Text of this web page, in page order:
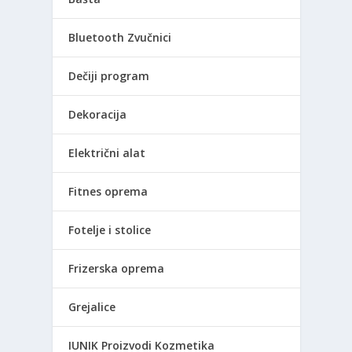
Bluetooth Zvučnici
Dečiji program
Dekoracija
Električni alat
Fitnes oprema
Fotelje i stolice
Frizerska oprema
Grejalice
IUNIK Proizvodi Kozmetika